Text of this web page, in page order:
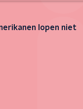
lopen niet